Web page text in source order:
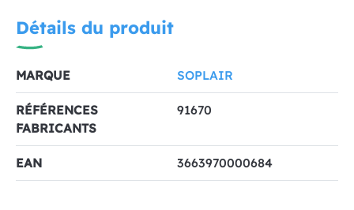
Détails du produit
MARQUE SOPLAIR
RÉFÉRENCES
FABRICANTS
91670
EAN 3663970000684